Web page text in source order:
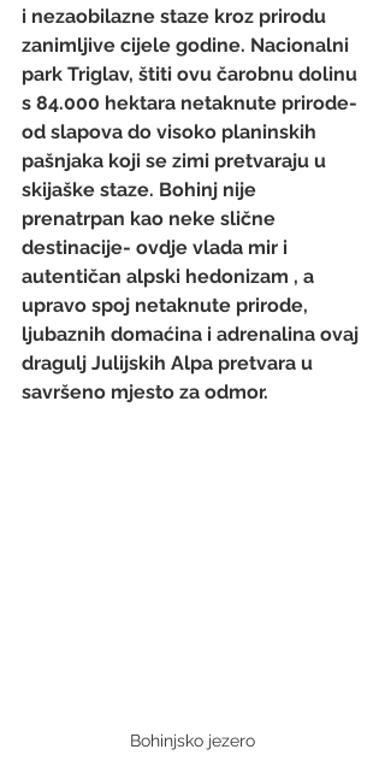
i nezaobilazne staze kroz prirodu
zanimljive cijele godine. Nacionalni
park Triglav, štiti ovu čarobnu dolinu
s 84.000 hektara netaknute prirode-
od slapova do visoko planinskih
pašnjaka koji se zimi pretvaraju u
skijaške staze. Bohinj nije
prenatrpan kao neke slične
destinacije- ovdje vlada mir i
autentičan alpski hedonizam , a
upravo spoj netaknute prirode,
ljubaznih domaćina i adrenalina ovaj
dragulj Julijskih Alpa pretvara u
savršeno mjesto za odmor.
Bohinjsko jezero